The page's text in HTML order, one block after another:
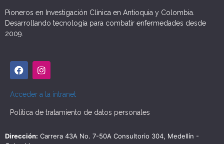
Pioneros en Investigación Clínica en Antioquia y Colombia.
Desarrollando tecnología para combatir enfermedades desde
2009.
Acceder a la intranet
Política de tratamiento de datos personales
Dirección: Carrera 43A No. 7-50A Consultorio 304, Medellín -